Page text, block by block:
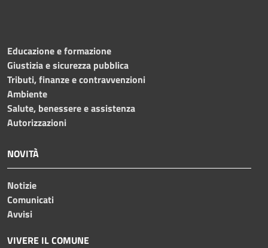
Educazione e formazione
Giustizia e sicurezza pubblica
Tributi, finanze e contravvenzioni
Ambiente
Salute, benessere e assistenza
Autorizzazioni
NOVITÀ
Notizie
Comunicati
Avvisi
VIVERE IL COMUNE